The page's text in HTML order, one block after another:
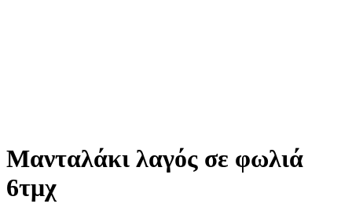
Μανταλάκι λαγός σε φωλιά
6τμχ